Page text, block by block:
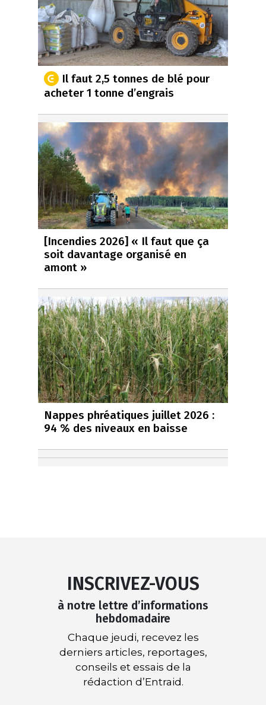
Il faut 2,5 tonnes de blé pour
acheter 1 tonne d’engrais
[Incendies 2026] « Il faut que ça
soit davantage organisé en
amont »
Nappes phréatiques juillet 2026 :
94 % des niveaux en baisse
INSCRIVEZ-VOUS
à notre lettre d’informations
hebdomadaire
Chaque jeudi, recevez les
derniers articles, reportages,
conseils et essais de la
rédaction d’Entraid.